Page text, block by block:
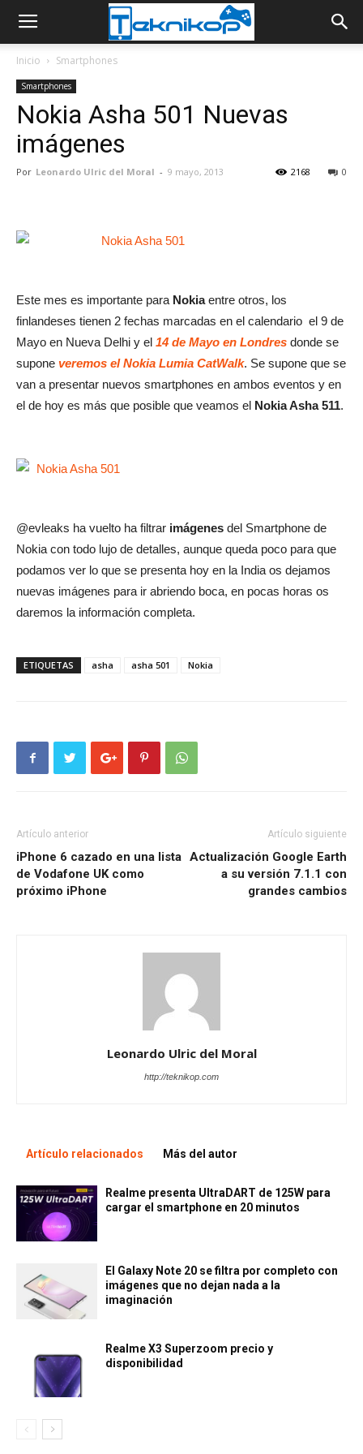
Inicio Smartphones
Smartphones
Nokia Asha 501 Nuevas
imágenes
Por Leonardo Ulric del Moral - 9 mayo, 2013 0
2168
Este mes es importante para Nokiaentre otros, los
finlandeses tienen 2 fechas marcadas en el calendario el 9 de
Mayo en Nueva Delhi y el 14 de Mayo en Londres donde se
supone veremos el Nokia Lumia CatWalk. Se supone que se
van a presentar nuevos smartphones en ambos eventos y en
el de hoy es más que posible que veamos el Nokia Asha 511.
@evleaks ha vuelto ha filtrar imágenes del Smartphone de
Nokia con todo lujo de detalles, aunque queda poco para que
podamos ver lo que se presenta hoy en la India os dejamos
nuevas imágenes para ir abriendo boca, en pocas horas os
daremos la información completa.
ETIQUETAS asha asha 501 Nokia
Artículo anterior
iPhone 6 cazado en una lista
de Vodafone UK como
próximo iPhone
Artículo siguiente
Actualización Google Earth
a su versión 7.1.1 con
grandes cambios
Leonardo Ulric del Moral
http://teknikop.com
Artículo relacionados Más del autor
Realme presenta UltraDART de 125W para
cargar el smartphone en 20 minutos
El Galaxy Note 20 se filtra por completo con
imágenes que no dejan nada a la
imaginación
Realme X3 Superzoom precio y
disponibilidad